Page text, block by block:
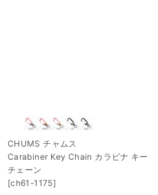
CHUMS チャムス
Carabiner Key Chain カラビナ キー
チェーン
[ch61-1175]